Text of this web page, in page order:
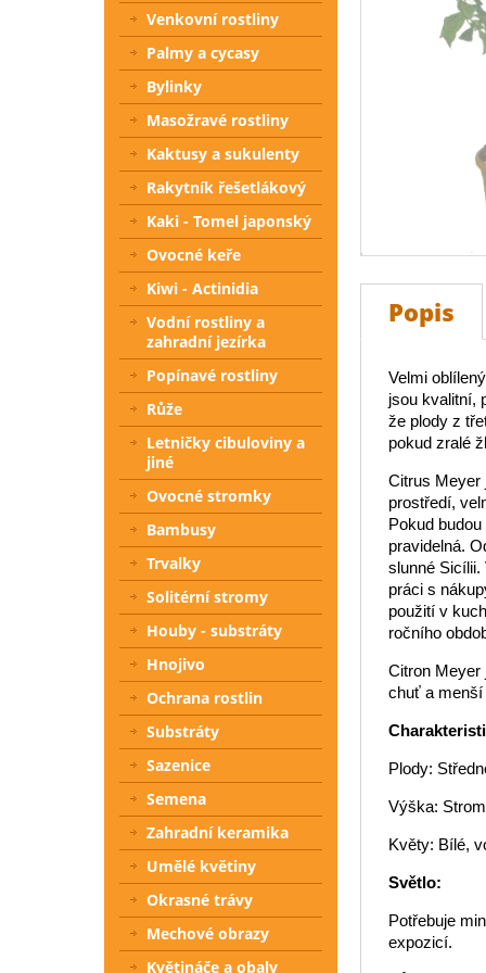
Popis
Velmi
jsou kvalitní,
že plody z
pokud zralé
Citrus Meyer
prostředí,
Pokud
pravidelná.
slunné
práci s
použití v
ročního
Citron Meyer
chuť a menší
Plody:
Výška:
Květy: Bílé,
Světlo:
Potřebuje
expozicí.
Venkovní rostliny
Palmy a cycasy
Bylinky
Masožravé rostliny
Kaktusy a sukulenty
Rakytník řešetlákový
Kaki - Tomel japonský
Ovocné keře
Kiwi - Actinidia
Vodní rostliny a
zahradní jezírka
Popínavé rostliny
Růže
Letničky cibuloviny a
jiné
Ovocné stromky
Bambusy
Trvalky
Solitérní stromy
Houby - substráty
Hnojivo
Ochrana rostlin
Substráty
Sazenice
Semena
Zahradní keramika
Umělé květiny
Okrasné trávy
Mechové obrazy
Květináče a obaly